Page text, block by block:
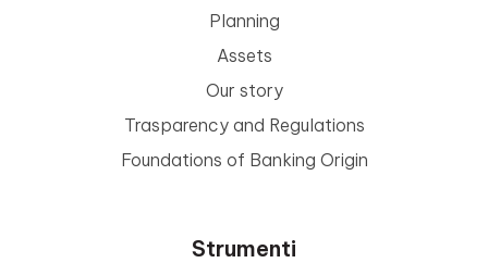
Planning
Assets
Our story
Trasparency and Regulations
Foundations of Banking Origin
Strumenti